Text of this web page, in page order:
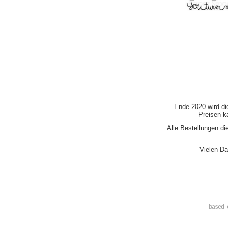
Ende 2020 wird
Preisen
Alle Bestellungen
Vielen